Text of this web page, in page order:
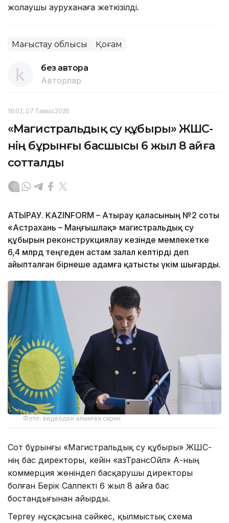
жолаушы ауруханаға жеткізілді.
Маңғыстау облысы Қоғам
без автора
Авторлар
16:02, 07 Тамыз 2026
«Магистральдық су құбыры» ЖШС-
нің бұрынғы басшысы 6 жыл 8 айға
сотталды
АТЫРАУ. KAZINFORM – Атырау қаласының №2 соты
«Астрахань – Маңғышлақ» магистральдық су
құбырын реконструкциялау кезінде мемлекетке
6,4 млрд теңгеден астам залал келтірді деп
айыпталған бірнеше адамға қатысты үкім шығарды.
Фото: видеодан алынған скрин
Сот бұрынғы «Магистральдық су құбыры» ЖШС-
нің бас директоры, кейін «ҚазТрансОйл» АҚ-ның
коммерция жөніндегі басқарушы директоры
болған Берік Салпекті 6 жыл 8 айға бас
бостандығынан айырды.
Тергеу нұсқасына сәйкес, қылмыстық схема